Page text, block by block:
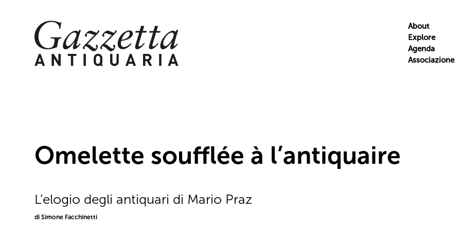
Skip
to
content
About
Explore
Agenda
Associazione
Omelette soufflée à l’antiquaire
L’elogio degli antiquari di Mario Praz
di Simone Facchinetti